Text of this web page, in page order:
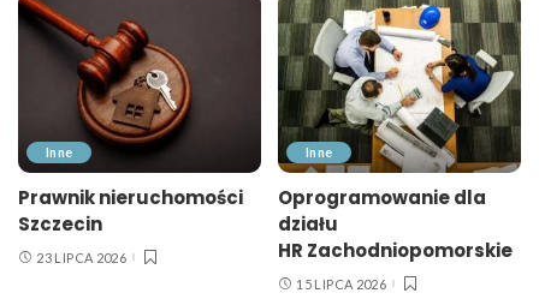
Inne
Prawnik nieruchomości
Szczecin
23 LIPCA 2026
Inne
Oprogramowanie dla
działu
HR Zachodniopomorskie
15 LIPCA 2026